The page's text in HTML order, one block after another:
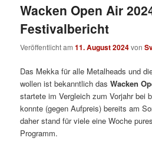
Wacken Open Air
Festivalbericht
Veröffentlicht am11. August 2024von
Das Mekka für alle Metalheads und
wollen ist bekanntlich dasWacken
startete im Vergleich zum Vorjahr bei
konnte (gegen Aufpreis) bereits am
daher stand für viele eine Woche
Programm.